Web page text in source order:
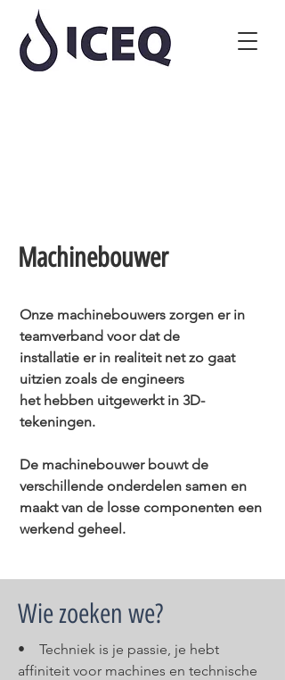
Machinebouwer
Onze machinebouwers zorgen er in
teamverband voor dat de
installatie er in realiteit net zo gaat
uitzien zoals de engineers
het hebben uitgewerkt in 3D-
tekeningen.
De machinebouwer bouwt de
verschillende onderdelen samen en
maakt van de losse componenten een
werkend geheel.
Wie zoeken we?
• Techniek is je passie, je hebt
affiniteit voor machines en technische